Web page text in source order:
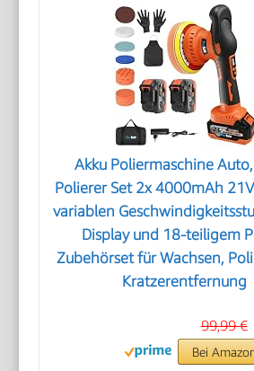
Akku Poliermaschine
Polierer Set 2x 4000mAh
variablen
Display und 18-teiligem
Zubehörset für Wachsen,
Kratzerentfernung
99,99 €
Bei